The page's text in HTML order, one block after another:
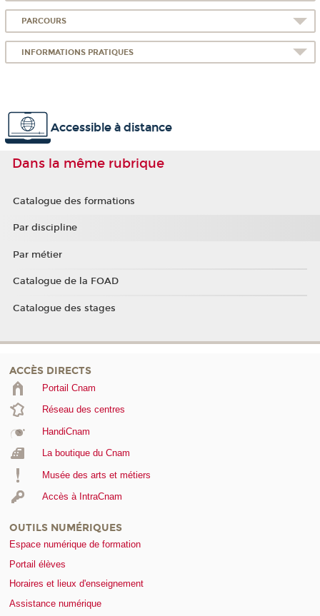
PARCOURS
INFORMATIONS PRATIQUES
Accessible à distance
Dans la même rubrique
Catalogue des formations
Par discipline
Par métier
Catalogue de la FOAD
Catalogue des stages
ACCÈS DIRECTS
Portail Cnam
Réseau des centres
HandiCnam
La boutique du Cnam
Musée des arts et métiers
Accès à IntraCnam
OUTILS NUMÉRIQUES
Espace numérique de formation
Portail élèves
Horaires et lieux d'enseignement
Assistance numérique